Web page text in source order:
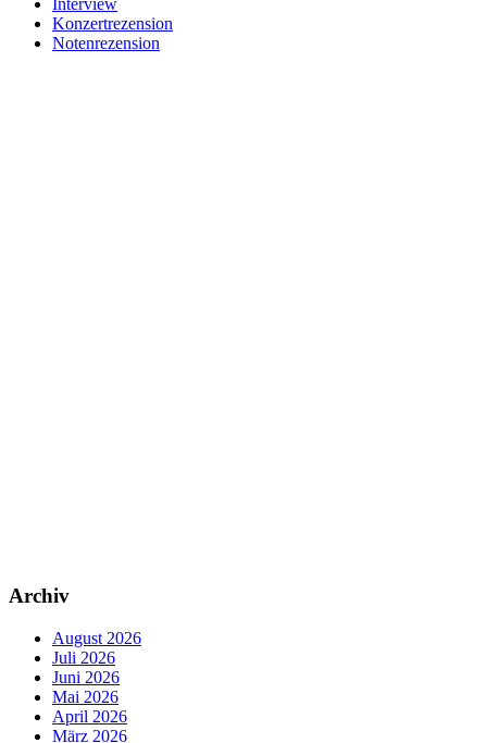
Interview
Konzertrezension
Notenrezension
Archiv
August 2026
Juli 2026
Juni 2026
Mai 2026
April 2026
März 2026